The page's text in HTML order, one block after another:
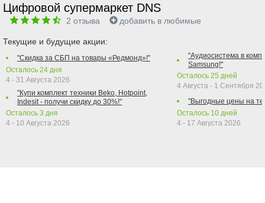
Цифровой супермаркет DNS
2 отзыва добавить в любимые
Текущие и будущие акции:
"Скидка за СБП на товары «Редмонд»!"
Осталось 24 дня
4 - 31 Августа 2026
"Купи комплект техники Beko, Hotpoint,
Indesit - получи скидку до 30%!"
Осталось 3 дня
4 - 10 Августа 2026
"Аудиосистема в
Samsung!"
Осталось 25 дней
4 Августа - 1 Сентября
"Выгодные цены на
Осталось 10 дней
4 - 17 Августа 2026